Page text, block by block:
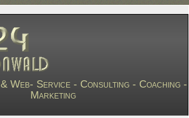
Web- Service - Consulting - Coaching -
Marketing